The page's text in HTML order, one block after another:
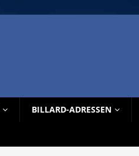
BILLARD-ADRESSEN